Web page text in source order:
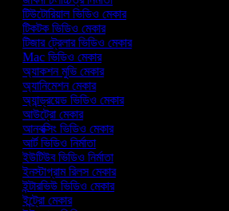
টিউটোরিয়াল ভিডিও মেকার
টিকটক ভিডিও মেকার
টিজার ট্রেলার ভিডিও মেকার
Mac ভিডিও মেকার
অ্যাকশন মুভি মেকার
অ্যানিমেশন মেকার
অ্যান্ড্রয়েড ভিডিও মেকার
আউট্রো মেকার
আনবক্সিং ভিডিও মেকার
আর্ট ভিডিও নির্মাতা
ইউটিউব ভিডিও নির্মাতা
ইনস্টাগ্রাম রিলস মেকার
ইন্টারভিউ ভিডিও মেকার
ইন্ট্রো মেকার